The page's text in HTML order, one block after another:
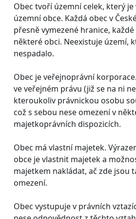
Obec tvoří územní celek, který
územní obce. Každá obec v
přesně vymezené hranice,
některé obci. Neexistuje území,
nespadalo.
Obec je veřejnoprávní
ve veřejném právu (již se na ni
kteroukoliv právnickou osobu
což s sebou nese omezení v
majetkoprávních dispozicích.
Obec má vlastní majetek.
obce je vlastnit majetek a
majetkem nakládat, ač zde jsou
omezení.
Obec vystupuje v právních